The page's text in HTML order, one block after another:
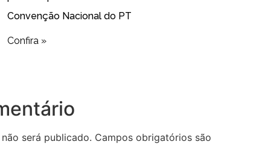
Convenção Nacional do PT
Confira »
será publicado. Campos obrigatórios são